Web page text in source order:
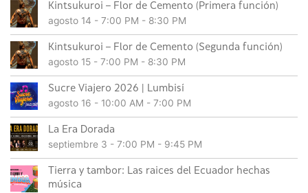
Kintsukuroi – Flor de Cemento (Primera función)
agosto 14 - 7:00 PM - 8:30 PM
Kintsukuroi – Flor de Cemento (Segunda función)
agosto 15 - 7:00 PM - 8:30 PM
Sucre Viajero 2026 | Lumbisí
agosto 16 - 10:00 AM - 7:00 PM
La Era Dorada
septiembre 3 - 7:00 PM - 9:45 PM
Tierra y tambor: Las raices del Ecuador hechas
música